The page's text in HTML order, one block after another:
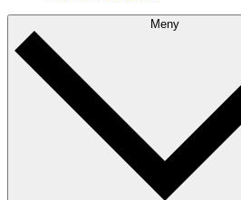
Meny